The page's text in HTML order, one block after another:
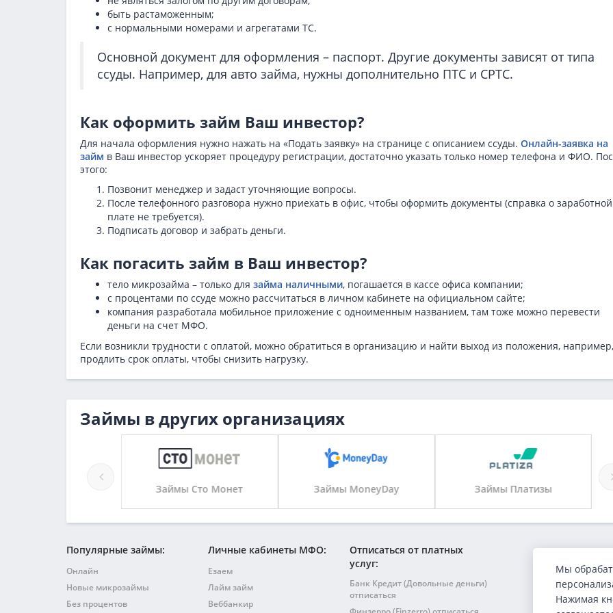
быть растаможенным;
с нормальными номерами и агрегатами ТС.
Основной документ для оформления – паспорт. Другие документы зависят от типа
ссуды. Например, для авто займа, нужны дополнительно ПТС и СРТС.
Как оформить займ Ваш инвестор?
Для начала оформления нужно нажать на «Подать заявку» на странице с описанием ссуды. Онлайн-заявка на
займ в Ваш инвестор ускоряет процедуру регистрации, достаточно указать только номер телефона и ФИО.
этого:
Позвонит менеджер и задаст уточняющие вопросы.
После телефонного разговора нужно приехать в офис, чтобы оформить документы (справка о заработной
плате не требуется).
Подписать договор и забрать деньги.
Как погасить займ в Ваш инвестор?
тело микрозайма – только для займа наличными, погашается в кассе офиса компании;
с процентами по ссуде можно рассчитаться в личном кабинете на официальном сайте;
компания разработала мобильное приложение с одноименным названием, там тоже можно перевести
деньги на счет МФО.
Если возникли трудности с оплатой, можно обратиться в организацию и найти выход из положения, например,
продлить срок оплаты, чтобы снизить нагрузку.
Займы в других организациях
Займы Сто Монет Займы MoneyDay Займы Платизы
Популярные займы:
Онлайн
Новые микрозаймы
Без процентов
Личные кабинеты МФО:
Езаем
Лайм займ
Веббанкир
Отписаться от платных
услуг:
Банк Кредит (Довольные деньги)
отписаться
Мы
Нажимая